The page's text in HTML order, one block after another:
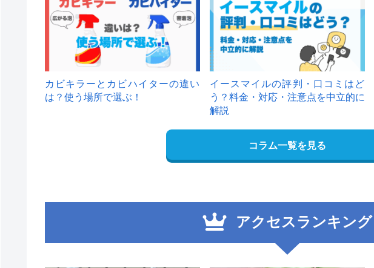
カビキラーとカビハイターの違い
は？使う場所で選ぶ！
イースマイルの評判・口コミはど
う？料金・対応・注意点を中立的に
解説
コラム一覧を見る
アクセスランキング